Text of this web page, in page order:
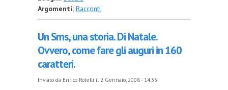
Argomenti: Racconti
Un Sms, una storia. Di Natale.
Ovvero, come fare gli auguri in 160
caratteri.
Inviato da Enrico Rotelli il 2 Gennaio, 2008 - 14:33